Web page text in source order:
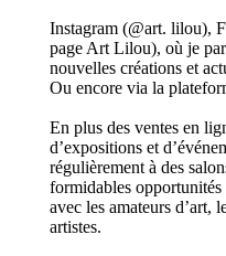
Instagram (@art. lilou),
page Art Lilou), où je
nouvelles créations et
Ou encore via la
En plus des ventes en
d’expositions et
régulièrement à des
formidables
avec les amateurs d’art,
artistes.